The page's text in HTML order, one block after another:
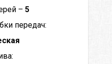
– 5
передач: